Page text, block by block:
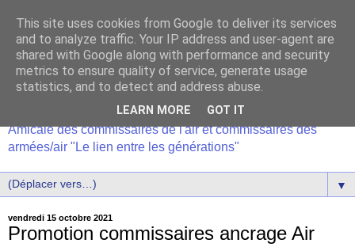
Amicale des commissaires de l'air et commissaires des
armées/air "Le lien entre les générations"
▼
vendredi 15 octobre 2021
Promotion commissaires ancrage Air
This site uses cookies from Google to deliver its services
and to analyze traffic. Your IP address and user-agent are
shared with Google along with performance and security
metrics to ensure quality of service, generate usage
statistics, and to detect and address abuse.
LEARN MORE GOT IT